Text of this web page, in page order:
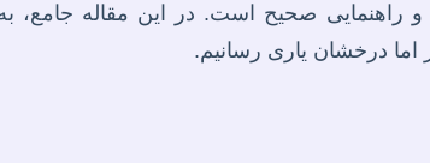
و راهنمایی صحیح است. در این مقاله جامع،
اما درخشان یاری رسانیم.